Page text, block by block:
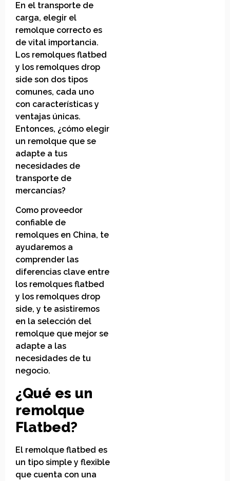
En el transporte de
carga, elegir el
remolque correcto es
de vital importancia.
Los remolques flatbed
y los remolques drop
side son dos tipos
comunes, cada uno
con características y
ventajas únicas.
Entonces, ¿cómo elegir
un remolque que se
adapte a tus
necesidades de
transporte de
mercancías?
Como proveedor
confiable de
remolques en China, te
ayudaremos a
comprender las
diferencias clave entre
los remolques flatbed
y los remolques drop
side, y te asistiremos
en la selección del
remolque que mejor se
adapte a las
necesidades de tu
negocio.
¿Qué es un
remolque
Flatbed?
El remolque flatbed es
un tipo simple y flexible
que cuenta con una